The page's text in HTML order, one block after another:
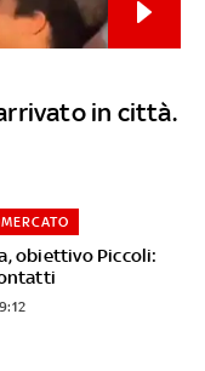
in città.
obiettivo Piccoli: